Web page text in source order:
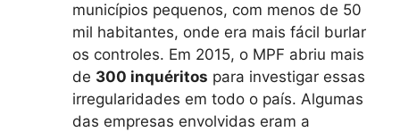
municípios pequenos, com menos de 50
mil habitantes, onde era mais fácil burlar
os controles. Em 2015, o MPF abriu mais
de 300 inquéritos para investigar essas
irregularidades em todo o país. Algumas
das empresas envolvidas eram a